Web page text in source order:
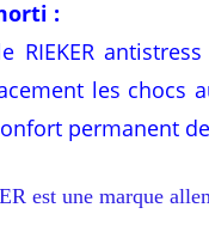
:
RIEKER
les chocs
permanent
est une marque